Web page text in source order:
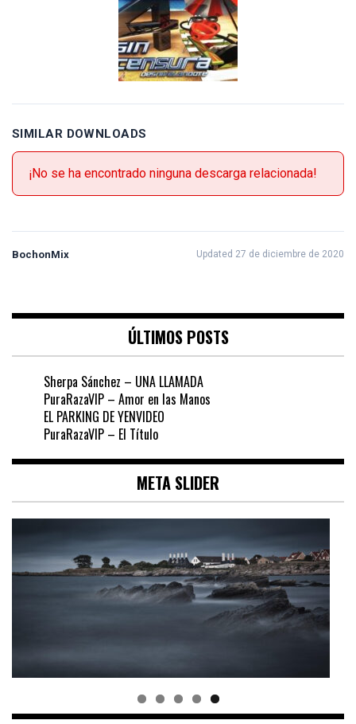
SIMILAR DOWNLOADS
¡No se ha encontrado ninguna descarga relacionada!
BochonMix Updated 27 de diciembre de 2020
ÚLTIMOS POSTS
Sherpa Sánchez – UNA LLAMADA
PuraRazaVIP – Amor en las Manos
EL PARKING DE YENVIDEO
PuraRazaVIP – El Título
META SLIDER